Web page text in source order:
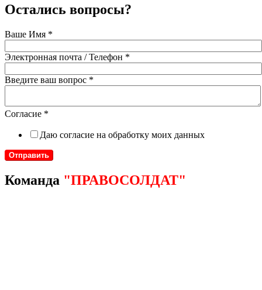
Остались вопросы?
Ваше Имя *
Электронная почта / Телефон *
Введите ваш вопрос *
Согласие *
Даю согласие на обработку моих данных
Отправить
Команда "ПРАВОСОЛДАТ"